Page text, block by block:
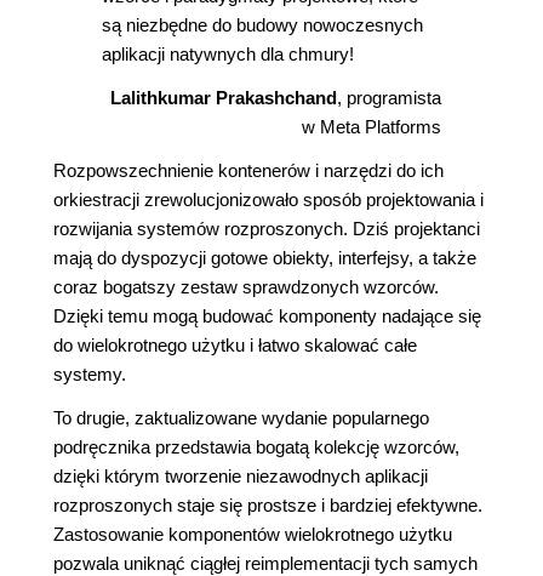
są niezbędne do budowy nowoczesnych
aplikacji natywnych dla chmury!
Lalithkumar Prakashchand, programista
w Meta Platforms
Rozpowszechnienie kontenerów i narzędzi do ich
orkiestracji zrewolucjonizowało sposób projektowania i
rozwijania systemów rozproszonych. Dziś projektanci
mają do dyspozycji gotowe obiekty, interfejsy, a także
coraz bogatszy zestaw sprawdzonych wzorców.
Dzięki temu mogą budować komponenty nadające się
do wielokrotnego użytku i łatwo skalować całe
systemy.
To drugie, zaktualizowane wydanie popularnego
podręcznika przedstawia bogatą kolekcję wzorców,
dzięki którym tworzenie niezawodnych aplikacji
rozproszonych staje się prostsze i bardziej efektywne.
Zastosowanie komponentów wielokrotnego użytku
pozwala uniknąć ciągłej reimplementacji tych samych